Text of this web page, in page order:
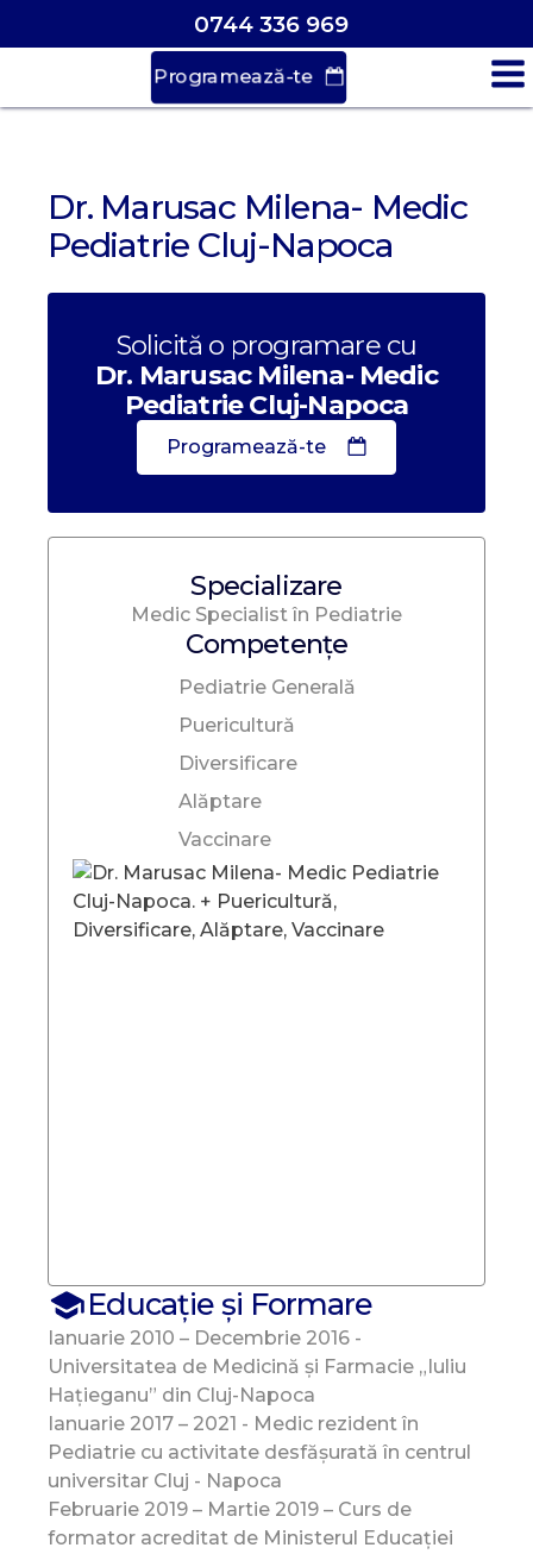
0744 336 969
Programează-te
Dr. Marusac Milena- Medic
Pediatrie Cluj-Napoca
Solicită o programare cu
Dr. Marusac Milena- Medic
Pediatrie Cluj-Napoca
Programează-te
Specializare
Medic Specialist în Pediatrie
Competențe
Pediatrie Generală
Puericultură
Diversificare
Alăptare
Vaccinare
Educație și Formare
Ianuarie 2010 – Decembrie 2016 -
Universitatea de Medicină și Farmacie „Iuliu
Hațieganu” din Cluj-Napoca
Ianuarie 2017 – 2021 - Medic rezident în
Pediatrie cu activitate desfășurată în centrul
universitar Cluj - Napoca
Februarie 2019 – Martie 2019 – Curs de
formator acreditat de Ministerul Educației